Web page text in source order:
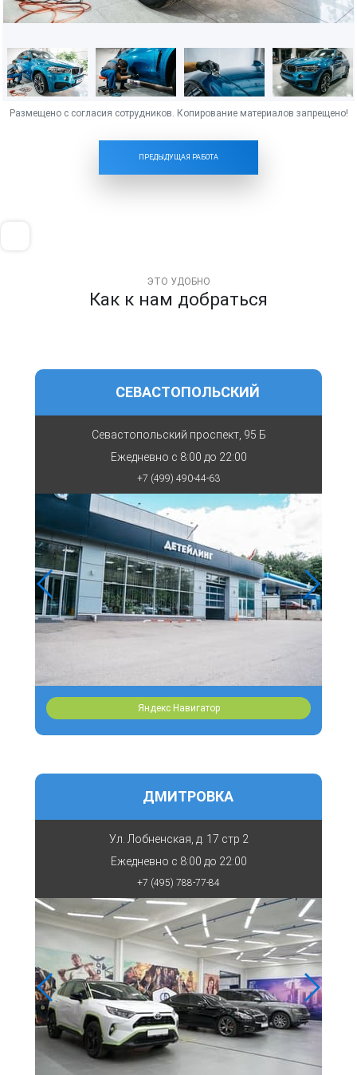
ПРЕДЫДУЩАЯ РАБОТА
ЭТО УДОБНО
Как к нам добраться
СЕВАСТОПОЛЬСКИЙ
Севастопольский проспект, 95 Б
Ежедневно с 8:00 до 22:00
+7 (499) 490-44-63
Яндекс Навигатор
ДМИТРОВКА
Ул. Лобненская, д. 17 стр 2
Ежедневно с 8:00 до 22:00
+7 (495) 788-77-84